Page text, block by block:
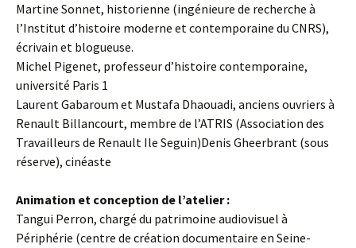
Martine Sonnet, historienne (ingénieure de recherche à
l’Institut d’histoire moderne et contemporaine du CNRS),
écrivain et blogueuse.
Michel Pigenet, professeur d’histoire contemporaine,
université Paris 1
Laurent Gabaroum et Mustafa Dhaouadi, anciens ouvriers à
Renault Billancourt, membre de l’ATRIS (Association des
Travailleurs de Renault Ile Seguin)Denis Gheerbrant (sous
réserve), cinéaste
Animation et conception de l’atelier :
Tangui Perron, chargé du patrimoine audiovisuel à
Périphérie (centre de création documentaire en Seine-